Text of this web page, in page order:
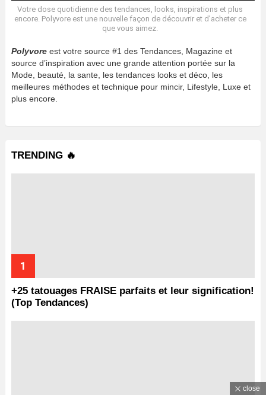
Votre dose quotidienne des tendances, looks, inspirations et plus
encore. Polyvore est une nouvelle façon de découvrir et d’acheter ce
que vous aimez.
Polyvore est votre source #1 des Tendances, Magazine et
source d’inspiration avec une grande attention portée sur la
Mode, beauté, la sante, les tendances looks et déco, les
meilleures méthodes et technique pour mincir, Lifestyle, Luxe et
plus encore.
TRENDING 🔥
+25 tatouages ​​FRAISE parfaits et leur signification!
(Top Tendances)
close